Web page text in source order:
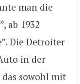
man die
ab 1932
Die Detroiter
in der
sowohl mit